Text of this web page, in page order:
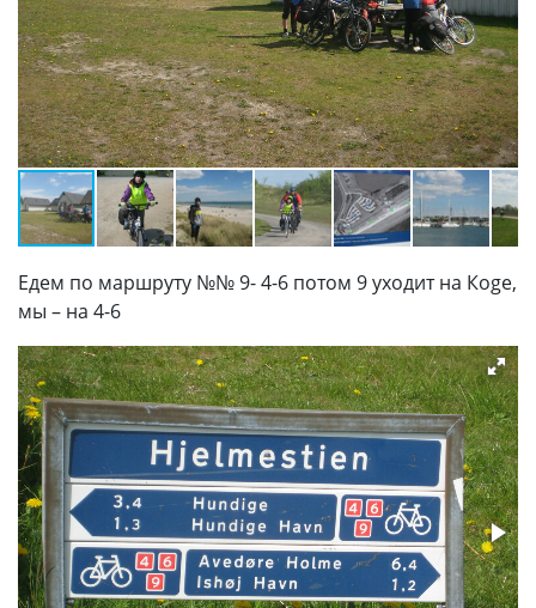
Едем по маршруту №№ 9- 4-6 потом 9 уходит на Коgе,
мы – на 4-6